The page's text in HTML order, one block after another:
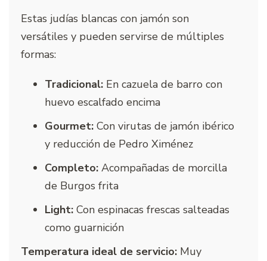
Estas judías blancas con jamón son
versátiles y pueden servirse de múltiples
formas:
Tradicional: En cazuela de barro con
huevo escalfado encima
Gourmet: Con virutas de jamón ibérico
y reducción de Pedro Ximénez
Completo: Acompañadas de morcilla
de Burgos frita
Light: Con espinacas frescas salteadas
como guarnición
Temperatura ideal de servicio: Muy